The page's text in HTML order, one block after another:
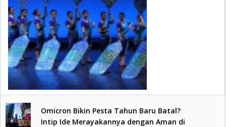
Omicron Bikin Pesta Tahun Baru Batal?
Intip Ide Merayakannya dengan Aman di